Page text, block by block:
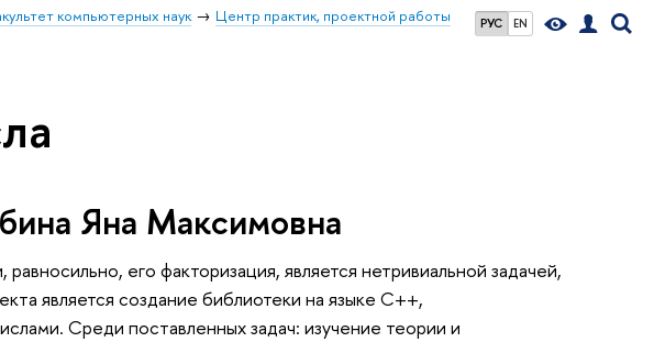
РУС EN
компьютерных наук
Центр практик, проектной работы
Яна Максимовна
его факторизация, является нетривиальной задачей,
является создание библиотеки на языке С++,
Среди поставленных задач: изучение теории и